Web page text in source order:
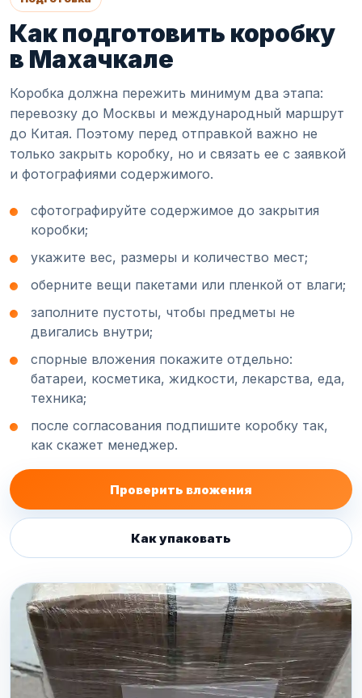
Как подготовить коробку
в Махачкале
Коробка должна пережить минимум два этапа:
перевозку до Москвы и международный маршрут
до Китая. Поэтому перед отправкой важно не
только закрыть коробку, но и связать ее с заявкой
и фотографиями содержимого.
сфотографируйте содержимое до закрытия
коробки;
укажите вес, размеры и количество мест;
оберните вещи пакетами или пленкой от влаги;
заполните пустоты, чтобы предметы не
двигались внутри;
спорные вложения покажите отдельно:
батареи, косметика, жидкости, лекарства, еда,
техника;
после согласования подпишите коробку так,
как скажет менеджер.
Проверить вложения
Как упаковать